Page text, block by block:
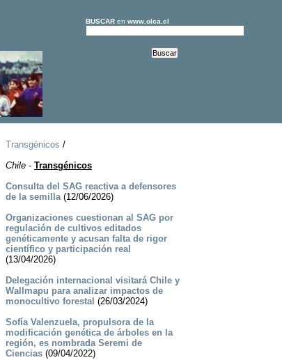
BUSCARen www.olca.cl
Transgénicos /
Chile- Transgénicos
Consulta del SAG reactiva a defensores
de la semilla(12/06/2026)
Organizaciones cuestionan al SAG por
regulación de cultivos editados
genéticamente y acusan falta de rigor
científico y participación real
(13/04/2026)
Delegación internacional visitará Chile y
Wallmapu para analizar impactos de
monocultivo forestal (26/03/2024)
Sofía Valenzuela, propulsora de la
modificación genética de árboles en la
región, es nombrada Seremi de
Ciencias(09/04/2022)